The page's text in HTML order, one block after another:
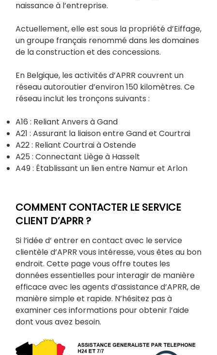
naissance à l’entreprise.
Actuellement, elle est sous la propriété d’Eiffage,
un groupe français renommé dans les domaines
de la construction et des concessions.
En Belgique, les activités d’APRR couvrent un
réseau autoroutier d’environ 150 kilomètres. Ce
réseau inclut les tronçons suivants :
A16 : Reliant Anvers à Gand
A21 : Assurant la liaison entre Gand et Courtrai
A22 : Reliant Courtrai à Ostende
A25 : Connectant Liège à Hasselt
A49 : Établissant un lien entre Namur et Arlon
COMMENT CONTACTER LE SERVICE
CLIENT D’APRR ?
Si l’idée d’ entrer en contact avec le service
clientèle d’APRR vous intéresse, vous êtes au bon
endroit. Cette page vous offre toutes les
données essentielles pour interagir de manière
efficace avec les agents d’assistance d’APRR, de
manière simple et rapide. N’hésitez pas à
examiner ces informations pour obtenir l’aide
dont vous avez besoin.